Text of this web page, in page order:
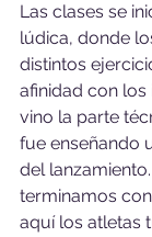
Las clases se
lúdica, donde
distintos
afinidad con
vino la parte
fue enseñando
del
terminamos
aquí los atletas